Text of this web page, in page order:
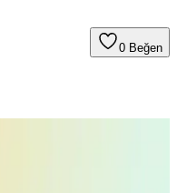
0 Beğen